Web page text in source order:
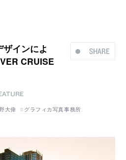
SHARE
インによ
CRUISE
大偉 グラフィカ写真事務所